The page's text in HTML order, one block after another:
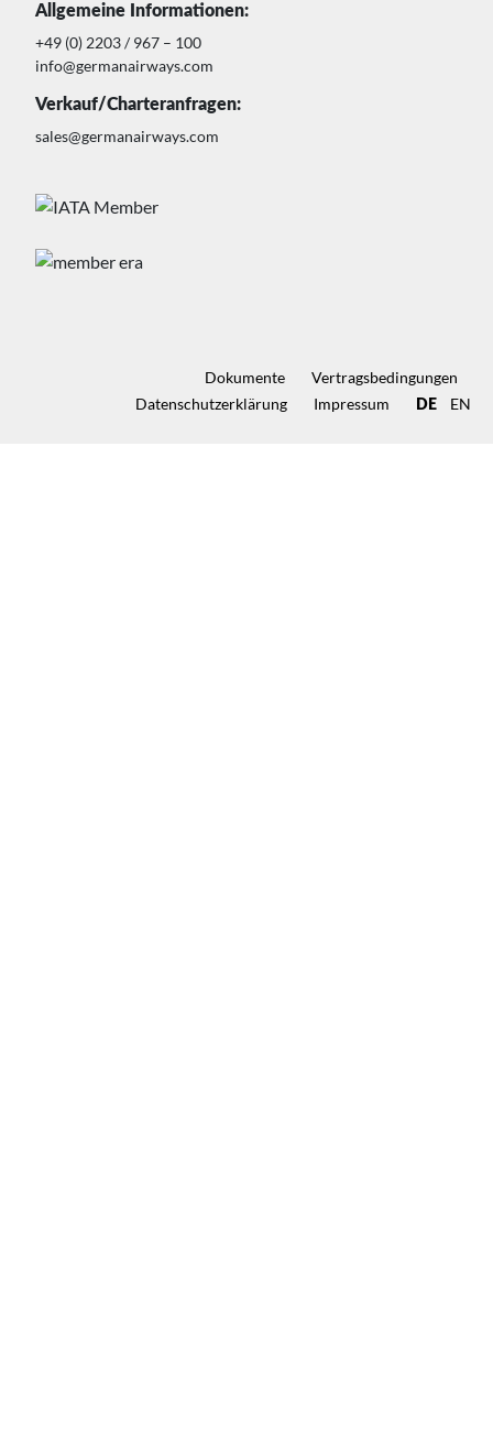
Allgemeine Informationen:
+49 (0) 2203 / 967 – 100
info@germanairways.com
Verkauf/Charteranfragen:
sales@germanairways.com
Dokumente
Vertragsbedingungen
Datenschutz­erklärung
Impressum DE EN